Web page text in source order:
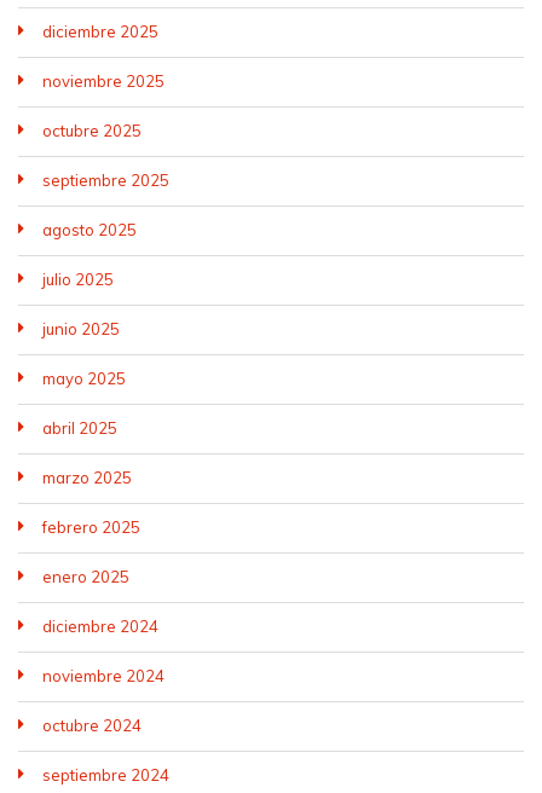
diciembre 2025
noviembre 2025
octubre 2025
septiembre 2025
agosto 2025
julio 2025
junio 2025
mayo 2025
abril 2025
marzo 2025
febrero 2025
enero 2025
diciembre 2024
noviembre 2024
octubre 2024
septiembre 2024